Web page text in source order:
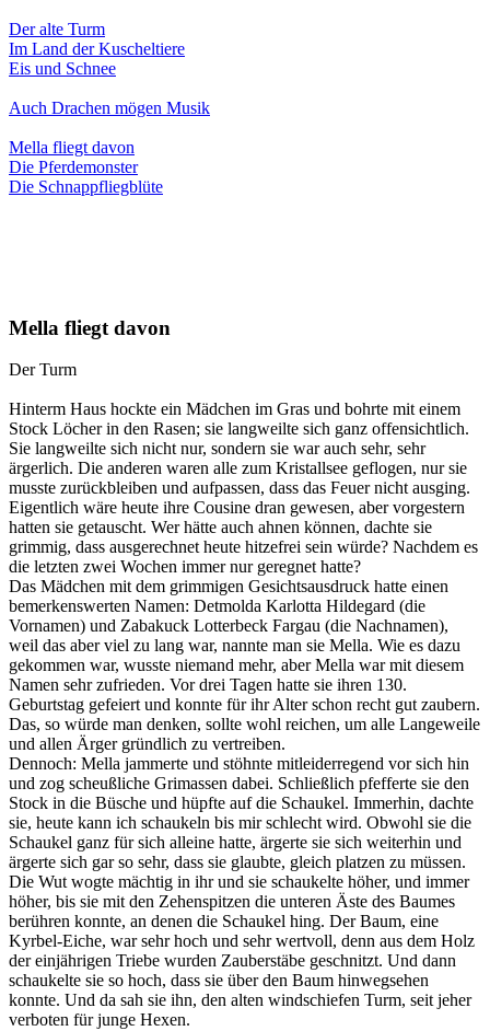
Der alte Turm
Im Land der Kuscheltiere
Eis und Schnee
Auch Drachen mögen Musik
Mella fliegt davon
Die Pferdemonster
Die Schnappfliegblüte
Mella fliegt davon
Der Turm
Hinterm Haus hockte ein Mädchen im Gras und bohrte mit einem
Stock Löcher in den Rasen; sie langweilte sich ganz offensichtlich.
Sie langweilte sich nicht nur, sondern sie war auch sehr, sehr
ärgerlich. Die anderen waren alle zum Kristallsee geflogen, nur sie
musste zurückbleiben und aufpassen, dass das Feuer nicht ausging.
Eigentlich wäre heute ihre Cousine dran gewesen, aber vorgestern
hatten sie getauscht. Wer hätte auch ahnen können, dachte sie
grimmig, dass ausgerechnet heute hitzefrei sein würde? Nachdem es
die letzten zwei Wochen immer nur geregnet hatte?
Das Mädchen mit dem grimmigen Gesichtsausdruck hatte einen
bemerkenswerten Namen: Detmolda Karlotta Hildegard (die
Vornamen) und Zabakuck Lotterbeck Fargau (die Nachnamen),
weil das aber viel zu lang war, nannte man sie Mella. Wie es dazu
gekommen war, wusste niemand mehr, aber Mella war mit diesem
Namen sehr zufrieden. Vor drei Tagen hatte sie ihren 130.
Geburtstag gefeiert und konnte für ihr Alter schon recht gut zaubern.
Das, so würde man denken, sollte wohl reichen, um alle Langeweile
und allen Ärger gründlich zu vertreiben.
Dennoch: Mella jammerte und stöhnte mitleiderregend vor sich hin
und zog scheußliche Grimassen dabei. Schließlich pfefferte sie den
Stock in die Büsche und hüpfte auf die Schaukel. Immerhin, dachte
sie, heute kann ich schaukeln bis mir schlecht wird. Obwohl sie die
Schaukel ganz für sich alleine hatte, ärgerte sie sich weiterhin und
ärgerte sich gar so sehr, dass sie glaubte, gleich platzen zu müssen.
Die Wut wogte mächtig in ihr und sie schaukelte höher, und immer
höher, bis sie mit den Zehenspitzen die unteren Äste des Baumes
berühren konnte, an denen die Schaukel hing. Der Baum, eine
Kyrbel-Eiche, war sehr hoch und sehr wertvoll, denn aus dem Holz
der einjährigen Triebe wurden Zauberstäbe geschnitzt. Und dann
schaukelte sie so hoch, dass sie über den Baum hinwegsehen
konnte. Und da sah sie ihn, den alten windschiefen Turm, seit jeher
verboten für junge Hexen.